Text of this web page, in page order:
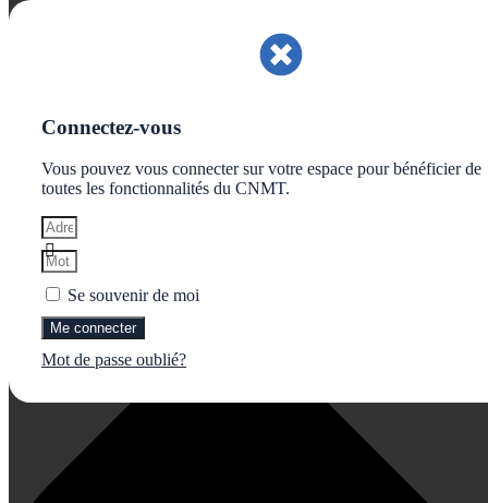
Gérer le consentement aux cookies
Connectez-vous
Vous pouvez vous connecter sur votre espace pour bénéficier de
toutes les fonctionnalités du CNMT.
Se souvenir de moi
Me connecter
Mot de passe oublié?